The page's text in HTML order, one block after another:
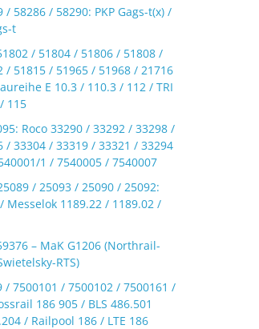
/ 58286 / 58290: PKP Gags-t(x) /
t
/ 51804 / 51806 / 51808 /
/ 51815 / 51965 / 51968 / 21716
E 10.3 / 110.3 / 112 / TRI
115
Roco 33290 / 33292 / 33298 /
/ 33304 / 33319 / 33321 / 33294
1 / 7540005 / 7540007
/ 25093 / 25090 / 25092:
Messelok 1189.22 / 1189.02 /
– MaK G1206 (Northrail-
RTS)
/ 7500101 / 7500102 / 7500161 /
186 905 / BLS 486.501
/ Railpool 186 / LTE 186